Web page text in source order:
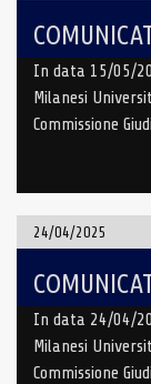
In data 15/05/
Milanesi
Commissione
24/04/2025
In data 24/04/
Milanesi
Commissione